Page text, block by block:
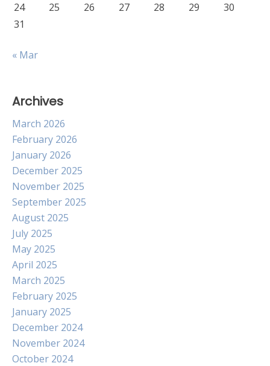
24
25 26 27 28 29
30
31
« Mar
Archives
March 2026
February 2026
January 2026
December 2025
November 2025
September 2025
August 2025
July 2025
May 2025
April 2025
March 2025
February 2025
January 2025
December 2024
November 2024
October 2024